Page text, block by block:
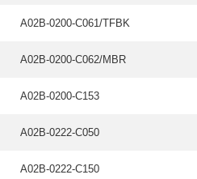
A02B-0200-C061/TFBK
A02B-0200-C062/MBR
A02B-0200-C153
A02B-0222-C050
A02B-0222-C150